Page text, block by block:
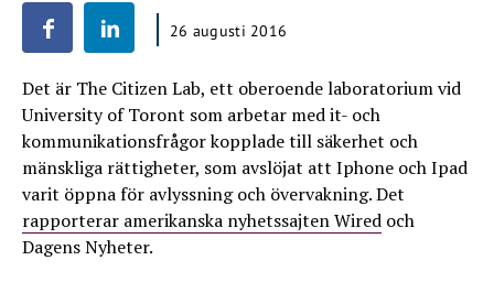
26 augusti 2016
Det är The Citizen Lab, ett oberoende laboratorium vid
University of Toront som arbetar med it- och
kommunikationsfrågor kopplade till säkerhet och
mänskliga rättigheter, som avslöjat att Iphone och Ipad
varit öppna för avlyssning och övervakning. Det
rapporterar amerikanska nyhetssajten Wired och
Dagens Nyheter.